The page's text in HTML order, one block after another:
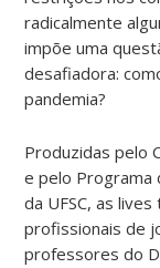
radicalmente
impõe uma
desafiadora:
pandemia?
Produzidas pelo
e pelo Programa
da UFSC, as
profissionais de
professores do